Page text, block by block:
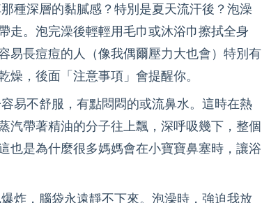
種深層的黏膩感？特別是夏天流汗後？泡澡
走。泡完澡後輕輕用毛巾或沐浴巾擦拭全身
易長痘痘的人（像我偶爾壓力大也會）特別有
，後面「注意事項」會提醒你。
易不舒服，有點悶悶的或流鼻水。這時在熱
汽帶著精油的分子往上飄，深呼吸幾下，整個
也是為什麼很多媽媽會在小寶寶鼻塞時，讓浴
炸，腦袋永遠靜不下來。泡澡時，強迫我放